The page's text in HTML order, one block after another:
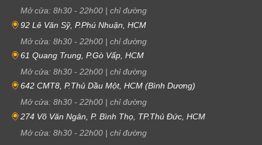
Mở cửa: 8h30 - 22h00 | chỉ đường
92 Lê Văn Sỹ, P.Phú Nhuận, HCM
Mở cửa: 8h30 - 22h00 | chỉ đường
61 Quang Trung, P.Gò Vấp, HCM
Mở cửa: 8h30 - 22h00 | chỉ đường
642 CMT8, P.Thủ Dầu Một, HCM (Bình Dương)
Mở cửa: 8h30 - 22h00 | chỉ đường
274 Võ Văn Ngân, P. Bình Thọ, TP.Thủ Đức, HCM
Mở cửa: 8h30 - 22h00 | chỉ đường